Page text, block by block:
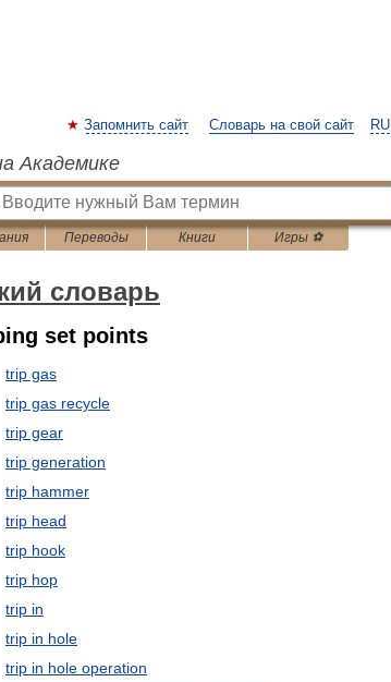
RU
Запомнить сайт Словарь на свой сайт
Академике
Переводы Книги Игры ⚽
словарь
set points
trip gas
trip gas recycle
trip gear
trip generation
trip hammer
trip head
trip hook
trip hop
trip in
trip in hole
trip in hole operation